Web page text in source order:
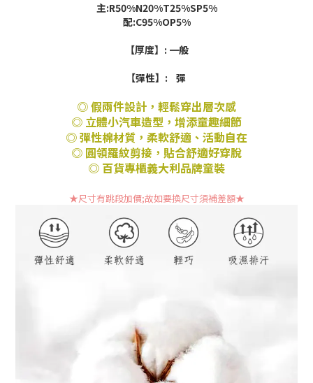
主:R50%N20%T25%SP5%
配:C95%OP5%
【厚度】: 一般
【彈性】: 彈
◎ 假兩件設計，輕鬆穿出層次感
◎ 立體小汽車造型，增添童趣細節
◎ 彈性棉材質，柔軟舒適、活動自在
◎ 圓領羅紋剪接，貼合舒適好穿脫
◎ 百貨專櫃義大利品牌童裝
★尺寸有跳段加價;故如要換尺寸須補差額★